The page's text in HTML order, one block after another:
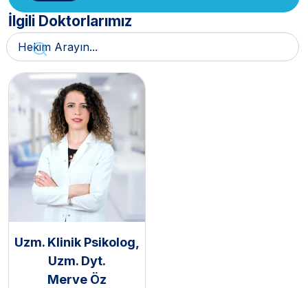
İlgili Doktorlarımız
Uzm. Klinik Psikolog,
Uzm. Dyt.
Merve Öz